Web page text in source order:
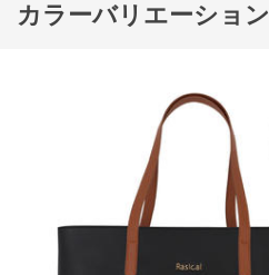
カラーバリエーション